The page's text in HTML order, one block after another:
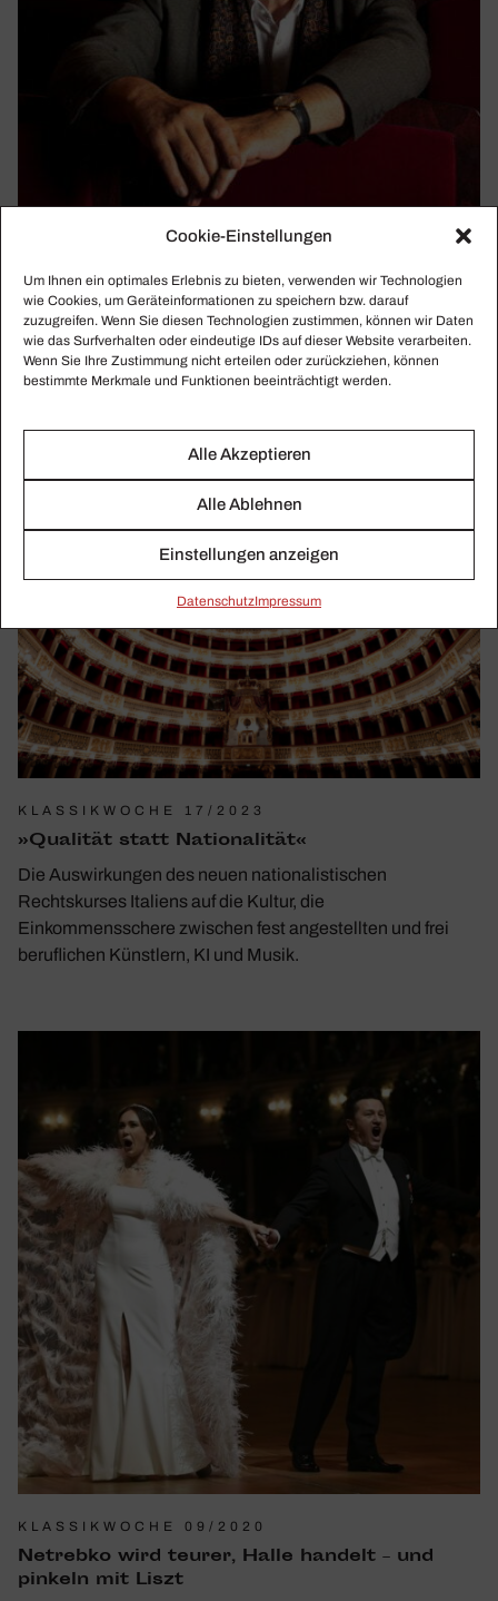
Cookie-Einstellungen
Um Ihnen ein optimales Erlebnis zu bieten, verwenden wir Technologien
wie Cookies, um Geräteinformationen zu speichern bzw. darauf
zuzugreifen. Wenn Sie diesen Technologien zustimmen, können wir Daten
wie das Surfverhalten oder eindeutige IDs auf dieser Website verarbeiten.
Wenn Sie Ihre Zustimmung nicht erteilen oder zurückziehen, können
bestimmte Merkmale und Funktionen beeinträchtigt werden.
Alle Akzeptieren
Alle Ablehnen
Einstellungen anzeigen
Daten­schutzImpressum
Abschieds­brief des Lieblings-»Parasiten«
Die Amtsübergabe an den neuen Kultursenator Joe Chialo
in Berlin, der Abschied von Joana Mallwitz in Nürnberg,
das Thema Gender in der Welt der Klassik.
KLASSIKWOCHE 17/2023
»Qualität statt Natio­na­lität«
Die Auswirkungen des neuen nationalistischen
Rechtskurses Italiens auf die Kultur, die
Einkommensschere zwischen fest angestellten und frei
beruflichen Künstlern, KI und Musik.
KLASSIKWOCHE 09/2020
Netrebko wird teurer, Halle handelt – und
pinkeln mit Liszt